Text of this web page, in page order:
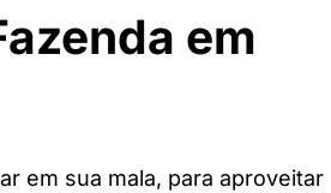
em
em sua mala, para aproveitar